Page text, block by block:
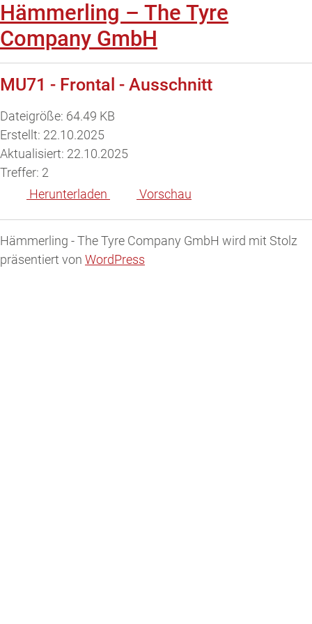
Hämmerling – The Tyre
Company GmbH
MU71 - Frontal - Ausschnitt
Dateigröße: 64.49 KB
Erstellt: 22.10.2025
Aktualisiert: 22.10.2025
Treffer: 2
Herunterladen
Vorschau
Hämmerling - The Tyre Company GmbH wird mit Stolz
präsentiert von WordPress